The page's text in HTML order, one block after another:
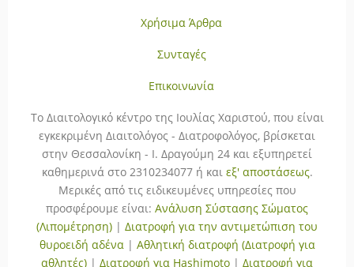
Χρήσιμα Άρθρα
Συνταγές
Επικοινωνία
To Διαιτολογικό κέντρο της Ιουλίας Χαριστού, που είναι
εγκεκριμένη Διαιτολόγος - Διατροφολόγος, βρίσκεται
στην Θεσσαλονίκη - Ι. Δραγούμη 24 και εξυπηρετεί
καθημερινά στο 2310234077 ή και εξ' αποστάσεως.
Μερικές από τις ειδικευμένες υπηρεσίες που
προσφέρουμε είναι: Ανάλυση Σύστασης Σώματος
(Λιπομέτρηση) | Διατροφή για την αντιμετώπιση του
θυροειδή αδένα| Αθλητική διατροφή (Διατροφή για
αθλητές) | Διατροφή για Hashimoto | Διατροφή για